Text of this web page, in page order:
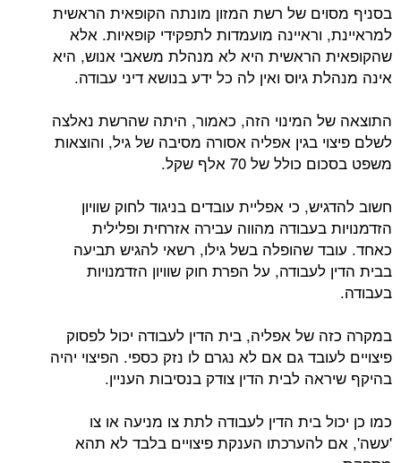
בסניף מסוים של רשת המזון מונתה הקופאית הראשית
למראיינת, וראיינה מועמדות לתפקידי קופאיות. אלא
שהקופאית הראשית היא לא מנהלת משאבי אנוש, היא
אינה מנהלת גיוס ואין לה כל ידע בנושא דיני עבודה.
התוצאה של המינוי הזה, כאמור, היתה שהרשת נאלצה
לשלם פיצוי בגין אפליה אסורה מסיבה של גיל, והוצאות
משפט בסכום כולל של 70 אלף שקל.
חשוב להדגיש, כי אפליית עובדים בניגוד לחוק שוויון
הזדמנויות בעבודה מהווה עבירה אזרחית ופלילית
כאחד. עובד שהופלה בשל גילו, רשאי להגיש תביעה
בבית הדין לעבודה, על הפרת חוק שוויון הזדמנויות
בעבודה.
במקרה כזה של אפליה, בית הדין לעבודה יכול לפסוק
פיצויים לעובד גם אם לא נגרם לו נזק כספי. הפיצוי יהיה
בהיקף שיראה לבית הדין צודק בנסיבות העניין.
כמו כן יכול בית הדין לעבודה לתת צו מניעה או צו
'עשה', אם להערכתו הענקת פיצויים בלבד לא תהא